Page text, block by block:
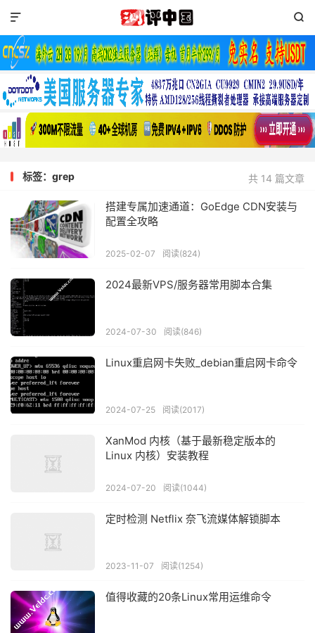


共 14 篇文章
标签：grep
搭建专属加速通道：GoEdge CDN安装与
配置全攻略
2025-02-07 阅读(824)
2024最新VPS/服务器常用脚本合集
2024-07-30 阅读(846)
Linux重启网卡失败_debian重启网卡命令
2024-07-25 阅读(2017)
XanMod 内核（基于最新稳定版本的
Linux 内核）安装教程
2024-07-20 阅读(1044)
定时检测 Netflix 奈飞流媒体解锁脚本
2023-11-07 阅读(1254)
值得收藏的20条Linux常用运维命令